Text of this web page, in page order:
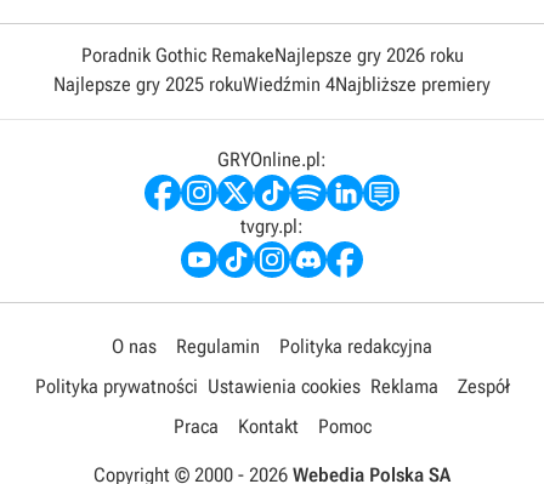
Poradnik Gothic RemakeNajlepsze gry 2026 roku
Najlepsze gry 2025 rokuWiedźmin 4Najbliższe premiery
GRYOnline.pl:
tvgry.pl:
O nas Regulamin
Polityka redakcyjna
Polityka prywatności Ustawienia cookies Reklama
Zespół
Praca
Kontakt Pomoc
Copyright © 2000 - 2026 Webedia Polska SA